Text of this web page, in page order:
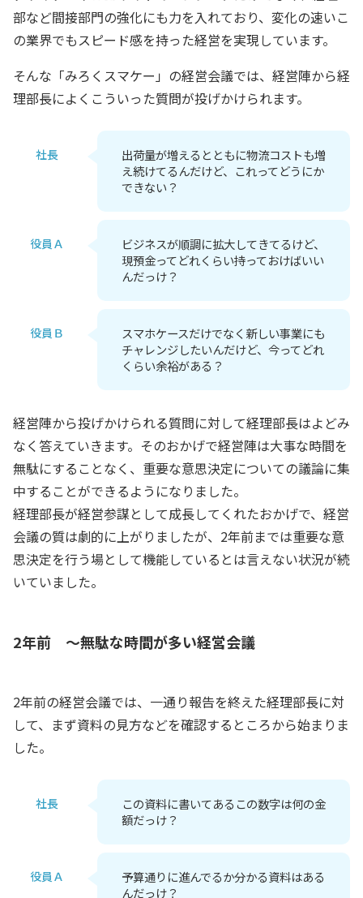
部など間接部門の強化にも力を入れており、変化の速いこ
の業界でもスピード感を持った経営を実現しています。
そんな「みろくスマケー」の経営会議では、経営陣から経
理部長によくこういった質問が投げかけられます。
社長
出荷量が増えるとともに物流コストも増
え続けてるんだけど、これってどうにか
できない？
役員Ａ
ビジネスが順調に拡大してきてるけど、
現預金ってどれくらい持っておけばいい
んだっけ？
役員Ｂ
スマホケースだけでなく新しい事業にも
チャレンジしたいんだけど、今ってどれ
くらい余裕がある？
経営陣から投げかけられる質問に対して経理部長はよどみ
なく答えていきます。そのおかげで経営陣は大事な時間を
無駄にすることなく、重要な意思決定についての議論に集
中することができるようになりました。
経理部長が経営参謀として成長してくれたおかげで、経営
会議の質は劇的に上がりましたが、2年前までは重要な意
思決定を行う場として機能しているとは言えない状況が続
いていました。
2年前 ～無駄な時間が多い経営会議
2年前の経営会議では、一通り報告を終えた経理部長に対
して、まず資料の見方などを確認するところから始まりま
した。
社長
この資料に書いてあるこの数字は何の金
額だっけ？
役員Ａ
予算通りに進んでるか分かる資料はある
んだっけ？